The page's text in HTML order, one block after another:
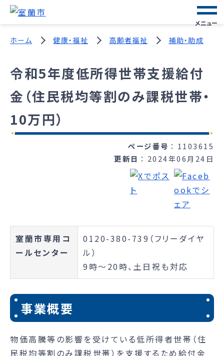
メニュー
ホーム 健康・福祉 高齢者福祉 補助・助成
令和5年度低所得世帯支援給付
金（住民税均等割のみ課税世帯・
10万円）
ページ番号
1103615
更新日
2024年06月24日
室蘭市専用コ
ールセンター
0120-380-739（フリーダイヤ
ル）
9時～20時、土日祝も対応
事業概要
物価高騰等の影響を受けている低所得者世帯（住
民税均等割のみ課税世帯）を支援するため給付金